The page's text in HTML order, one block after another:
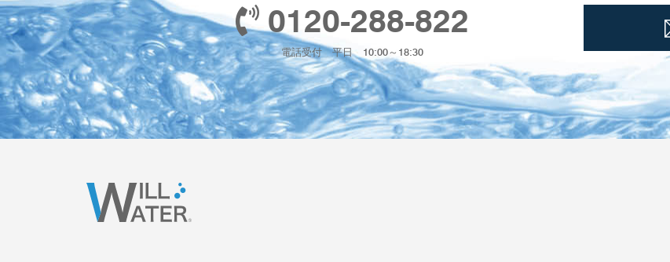
0120-288-822
電話受付 平日 10:00～18:30